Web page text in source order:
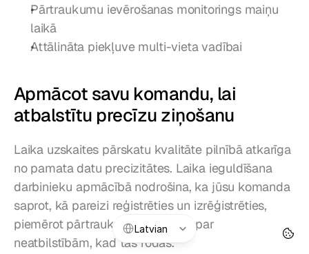
Pārtraukumu ievērošanas monitorings maiņu
laikā
Attālināta piekļuve multi-vieta vadībai
Apmācot savu komandu, lai
atbalstītu precīzu ziņošanu
Laika uzskaites pārskatu kvalitāte pilnībā atkarīga
no pamata datu precizitātes. Laika ieguldīšana
darbinieku apmācībā nodrošina, ka jūsu komanda
saprot, kā pareizi reģistrēties un izrēģistrēties,
piemērot pārtraukumus un ziņot par
neatbilstībām, kad tās rodas.
Latvian